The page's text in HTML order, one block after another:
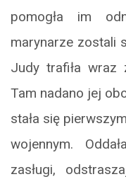
pomogła im
marynarze zostali
Judy trafiła wraz
Tam nadano jej
stała się
wojennym.
zasługi,